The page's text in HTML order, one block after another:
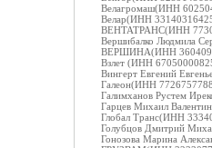
Велагромаш(ИНН
Велар(ИНН
ВЕНТАТРАНС(ИНН
Вершибалко Людмила
ВЕРШИНА(ИНН
Взлет (ИНН
Вингерт Евгений
Галеон(ИНН
Галимханов Рустем
Гарцев Михаил
Глобал Транс(ИНН
Голубцов Дмитрий
Гонозова Марина